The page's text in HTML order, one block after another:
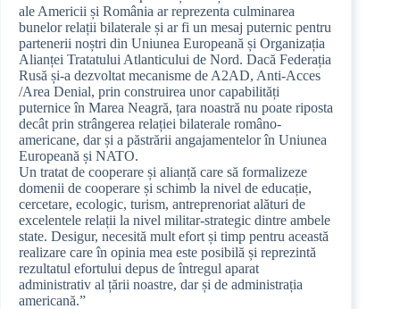
ale Americii și România ar reprezenta culminarea
bunelor relații bilaterale și ar fi un mesaj puternic pentru
partenerii noștri din Uniunea Europeană și Organizația
Alianței Tratatului Atlanticului de Nord. Dacă Federația
Rusă și-a dezvoltat mecanisme de A2AD, Anti-Acces
/Area Denial, prin construirea unor capabilități
puternice în Marea Neagră, țara noastră nu poate riposta
decât prin strângerea relației bilaterale româno-
americane, dar și a păstrării angajamentelor în Uniunea
Europeană și NATO.
Un tratat de cooperare și alianță care să formalizeze
domenii de cooperare și schimb la nivel de educație,
cercetare, ecologic, turism, antreprenoriat alături de
excelentele relații la nivel militar-strategic dintre ambele
state. Desigur, necesită mult efort și timp pentru această
realizare care în opinia mea este posibilă și reprezintă
rezultatul efortului depus de întregul aparat
administrativ al țării noastre, dar și de administrația
americană.”